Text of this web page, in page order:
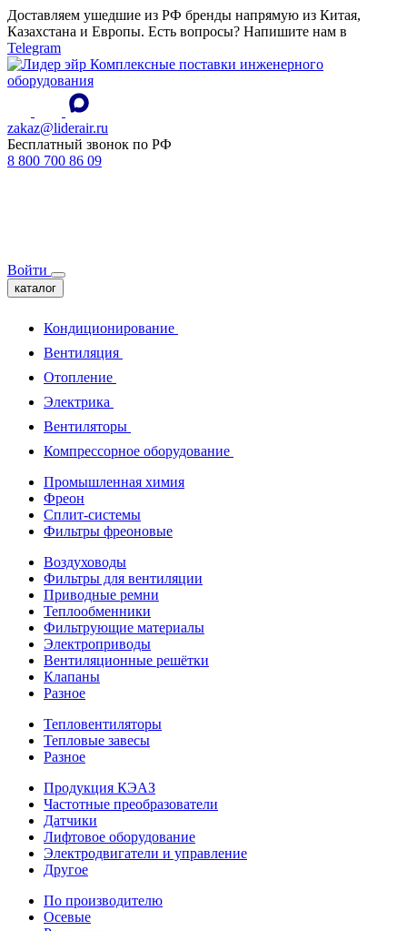
Доставляем ушедшие из РФ бренды напрямую из Китая,
Казахстана и Европы. Есть вопросы? Напишите нам в
Telegram
Комплексные поставки инженерного
оборудования
zakaz@liderair.ru
Бесплатный звонок по РФ
8 800 700 86 09
Войти
каталог
Кондиционирование
Вентиляция
Отопление
Электрика
Вентиляторы
Компрессорное оборудование
Промышленная химия
Фреон
Сплит-системы
Фильтры фреоновые
Воздуховоды
Фильтры для вентиляции
Приводные ремни
Теплообменники
Фильтрующие материалы
Электроприводы
Вентиляционные решётки
Клапаны
Разное
Тепловентиляторы
Тепловые завесы
Разное
Продукция КЭАЗ
Частотные преобразователи
Датчики
Лифтовое оборудование
Электродвигатели и управление
Другое
По производителю
Осевые